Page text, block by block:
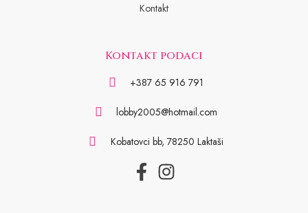
Kontakt
Kontakt podaci
+387 65 916 791
lobby2005@hotmail.com
Kobatovci bb, 78250 Laktaši